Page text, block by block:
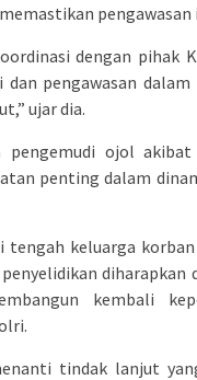
pengawasan
dengan pihak
pengawasan dalam
ujar dia.
pengemudi ojol
penting dalam
tengah keluarga
diharapkan
kembali
tindak lanjut